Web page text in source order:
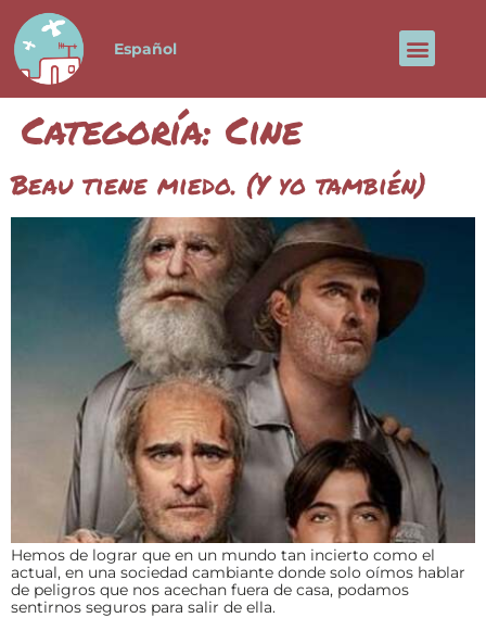
Español
Categoría: Cine
Beau tiene miedo. (Y yo también)
Hemos de lograr que en un mundo tan incierto como el
actual, en una sociedad cambiante donde solo oímos hablar
de peligros que nos acechan fuera de casa, podamos
sentirnos seguros para salir de ella.